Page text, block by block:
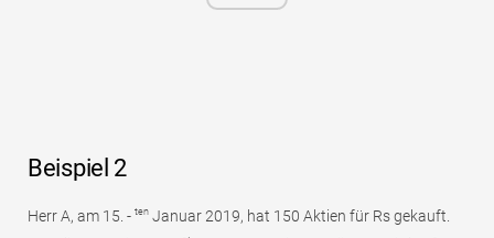
Beispiel 2
Herr A, am 15. - ten Januar 2019, hat 150 Aktien für Rs gekauft.